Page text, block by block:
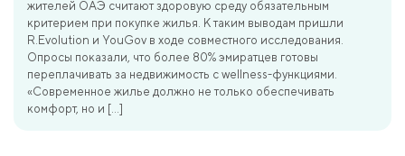
жителей ОАЭ считают здоровую среду обязательным
критерием при покупке жилья. К таким выводам пришли
R.Evolution и YouGov в ходе совместного исследования.
Опросы показали, что более 80% эмиратцев готовы
переплачивать за недвижимость с wellness-функциями.
«Современное жилье должно не только обеспечивать
комфорт, но и […]